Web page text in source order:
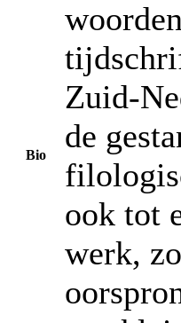
Bio
Zuid-
de
ook tot
werk,